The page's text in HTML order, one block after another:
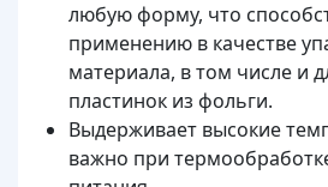
любую форму, что
применению в качестве
материала, в том числе и
пластинок из фольги.
Выдерживает высокие
важно при